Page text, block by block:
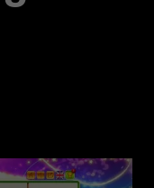
prensa